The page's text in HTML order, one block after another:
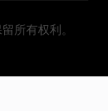
所有权利。